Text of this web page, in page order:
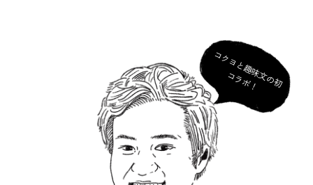
コ
ク
ヨ
と
趣
味
文
の
初
コ
ラ
ボ
！